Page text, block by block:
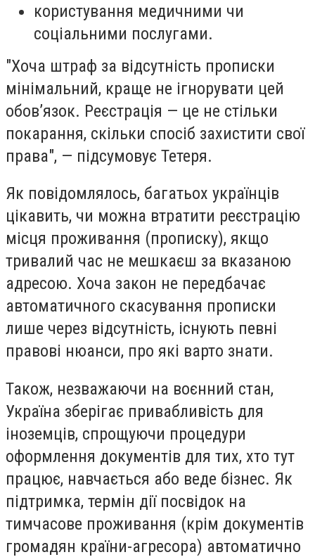
користування медичними чи
соціальними послугами.
"Хоча штраф за відсутність прописки
мінімальний, краще не ігнорувати цей
обов’язок. Реєстрація — це не стільки
покарання, скільки спосіб захистити свої
права", — підсумовує Тетеря.
Як повідомлялось, багатьох українців
цікавить, чи можна втратити реєстрацію
місця проживання (прописку), якщо
тривалий час не мешкаєш за вказаною
адресою. Хоча закон не передбачає
автоматичного скасування прописки
лише через відсутність, існують певні
правові нюанси, про які варто знати.
Також, незважаючи на воєнний стан,
Україна зберігає привабливість для
іноземців, спрощуючи процедури
оформлення документів для тих, хто тут
працює, навчається або веде бізнес. Як
підтримка, термін дії посвідок на
тимчасове проживання (крім документів
громадян країни-агресора) автоматично